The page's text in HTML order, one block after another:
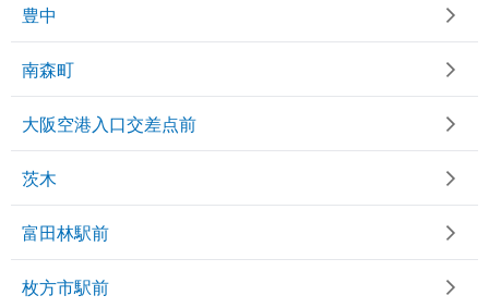
豊中
南森町
大阪空港入口交差点前
茨木
富田林駅前
枚方市駅前